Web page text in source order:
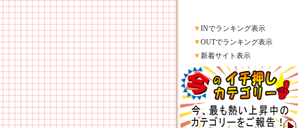
▼INでランキング表示
▼OUTでランキング表示
▼新着サイト表示